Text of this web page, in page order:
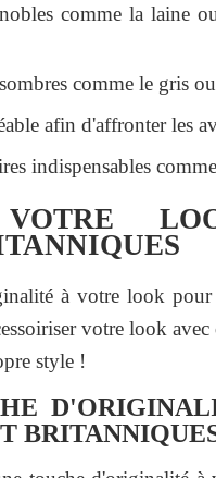
comme la laine
comme le gris
afin d'affronter les
indispensables
VOTRE
à votre look
votre look
style !